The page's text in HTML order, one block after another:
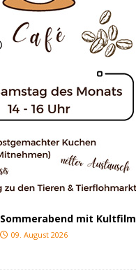
Sommerabend mit Kultfilm
09. August 2026